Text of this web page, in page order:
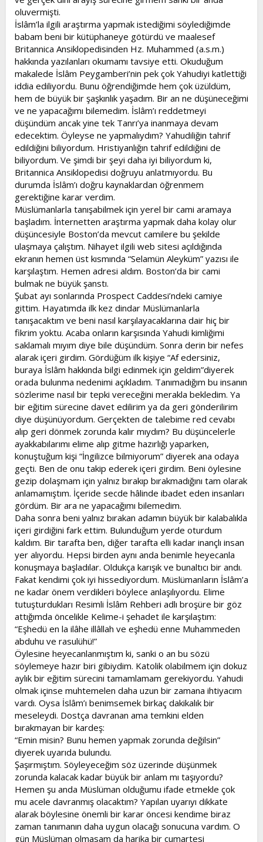
oluvermişti.
İslâm’la ilgili araştırma yapmak istediğimi söylediğimde
babam beni bir kütüphaneye götürdü ve maalesef
Britannica Ansiklopedisinden Hz. Muhammed (a.s.m.)
hakkında yazılanları okumamı tavsiye etti. Okuduğum
makalede İslâm Peygamberi’nin pek çok Yahudiyi katlettiği
iddia ediliyordu. Bunu öğrendiğimde hem çok üzüldüm,
hem de büyük bir şaşkınlık yaşadım. Bir an ne düşüneceğimi
ve ne yapacağımı bilemedim. İslâm’ı reddetmeyi
düşündüm ancak yine tek Tanrı’ya inanmaya devam
edecektim. Öyleyse ne yapmalıydım? Yahudiliğin tahrif
edildiğini biliyordum. Hristiyanlığın tahrif edildiğini de
biliyordum. Ve şimdi bir şeyi daha iyi biliyordum ki,
Britannica Ansiklopedisi doğruyu anlatmıyordu. Bu
durumda İslâm’ı doğru kaynaklardan öğrenmem
gerektiğine karar verdim.
Müslümanlarla tanışabilmek için yerel bir cami aramaya
başladım. İnternetten araştırma yapmak daha kolay olur
düşüncesiyle Boston’da mevcut camilere bu şekilde
ulaşmaya çalıştım. Nihayet ilgili web sitesi açıldığında
ekranın hemen üst kısmında “Selamün Aleyküm” yazısı ile
karşılaştım. Hemen adresi aldım. Boston’da bir cami
bulmak ne büyük şanstı.
Şubat ayı sonlarında Prospect Caddesi’ndeki camiye
gittim. Hayatımda ilk kez dindar Müslümanlarla
tanışacaktım ve beni nasıl karşılayacaklarına dair hiç bir
fikrim yoktu. Acaba onların karşısında Yahudi kimliğimi
saklamalı mıyım diye bile düşündüm. Sonra derin bir nefes
alarak içeri girdim. Gördüğüm ilk kişiye “Af edersiniz,
buraya İslâm hakkında bilgi edinmek için geldim”diyerek
orada bulunma nedenimi açıkladım. Tanımadığım bu insanın
sözlerime nasıl bir tepki vereceğini merakla bekledim. Ya
bir eğitim sürecine davet edilirim ya da geri gönderilirim
diye düşünüyordum. Gerçekten de talebime red cevabı
alıp geri dönmek zorunda kalır mıydım? Bu düşüncelerle
ayakkabılarımı elime alıp gitme hazırlığı yaparken,
konuştuğum kişi “İngilizce bilmiyorum” diyerek ana odaya
geçti. Ben de onu takip ederek içeri girdim. Beni öylesine
gezip dolaşmam için yalnız bırakıp bırakmadığını tam olarak
anlamamıştım. İçeride secde hâlinde ibadet eden insanları
gördüm. Bir ara ne yapacağımı bilemedim.
Daha sonra beni yalnız bırakan adamın büyük bir kalabalıkla
içeri girdiğini fark ettim. Bulunduğum yerde oturdum
kaldım. Bir tarafta ben, diğer tarafta elli kadar inançlı insan
yer alıyordu. Hepsi birden aynı anda benimle heyecanla
konuşmaya başladılar. Oldukça karışık ve bunaltıcı bir andı.
Fakat kendimi çok iyi hissediyordum. Müslümanların İslâm’a
ne kadar önem verdikleri böylece anlaşılıyordu. Elime
tutuşturdukları Resimli İslâm Rehberi adlı broşüre bir göz
attığımda öncelikle Kelime-i şehadet ile karşılaştım:
“Eşhedü en la ilâhe illâllah ve eşhedü enne Muhammeden
abduhu ve rasulühü!”
Öylesine heyecanlanmıştım ki, sanki o an bu sözü
söylemeye hazır biri gibiydim. Katolik olabilmem için dokuz
aylık bir eğitim sürecini tamamlamam gerekiyordu. Yahudi
olmak içinse muhtemelen daha uzun bir zamana ihtiyacım
vardı. Oysa İslâm’ı benimsemek birkaç dakikalık bir
meseleydi. Dostça davranan ama temkini elden
bırakmayan bir kardeş:
“Emin misin? Bunu hemen yapmak zorunda değilsin”
diyerek uyarıda bulundu.
Şaşırmıştım. Söyleyeceğim söz üzerinde düşünmek
zorunda kalacak kadar büyük bir anlam mı taşıyordu?
Hemen şu anda Müslüman olduğumu ifade etmekle çok
mu acele davranmış olacaktım? Yapılan uyarıyı dikkate
alarak böylesine önemli bir karar öncesi kendime biraz
zaman tanımanın daha uygun olacağı sonucuna vardım. O
gün Müslüman olmasam da harika bir cumartesi